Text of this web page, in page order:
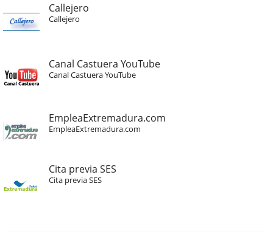
Callejero
Callejero
Canal Castuera YouTube
Canal Castuera YouTube
EmpleaExtremadura.com
EmpleaExtremadura.com
Cita previa SES
Cita previa SES